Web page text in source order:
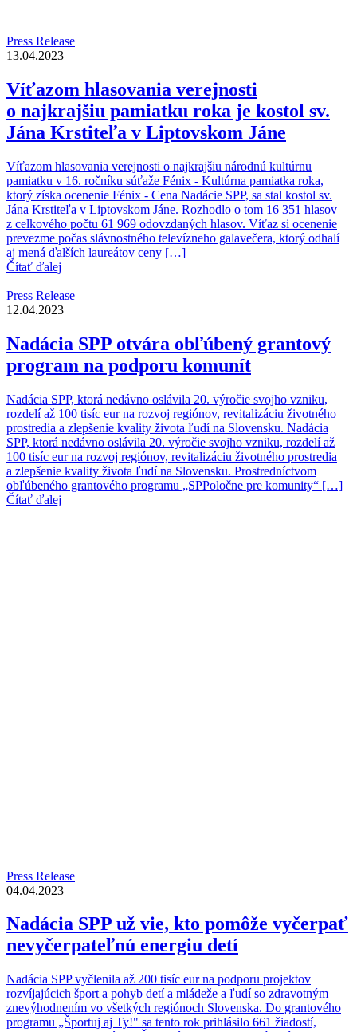
Press Release
13.04.2023
Víťazom hlasovania verejnosti
o najkrajšiu pamiatku roka je kostol sv.
Jána Krstiteľa v Liptovskom Jáne
Víťazom hlasovania verejnosti o najkrajšiu národnú kultúrnu
pamiatku v 16. ročníku súťaže Fénix - Kultúrna pamiatka roka,
ktorý získa ocenenie Fénix - Cena Nadácie SPP, sa stal kostol sv.
Jána Krstiteľa v Liptovskom Jáne. Rozhodlo o tom 16 351 hlasov
z celkového počtu 61 969 odovzdaných hlasov. Víťaz si ocenenie
prevezme počas slávnostného televízneho galavečera, ktorý odhalí
aj mená ďalších laureátov ceny […]
Čítať ďalej
Press Release
12.04.2023
Nadácia SPP otvára obľúbený grantový
program na podporu komunít
Nadácia SPP, ktorá nedávno oslávila 20. výročie svojho vzniku,
rozdelí až 100 tisíc eur na rozvoj regiónov, revitalizáciu životného
prostredia a zlepšenie kvality života ľudí na Slovensku. Nadácia
SPP, ktorá nedávno oslávila 20. výročie svojho vzniku, rozdelí až
100 tisíc eur na rozvoj regiónov, revitalizáciu životného prostredia
a zlepšenie kvality života ľudí na Slovensku. Prostredníctvom
obľúbeného grantového programu „SPPoločne pre komunity“ […]
Čítať ďalej
Press Release
04.04.2023
Nadácia SPP už vie, kto pomôže vyčerpať
nevyčerpateľnú energiu detí
Nadácia SPP vyčlenila až 200 tisíc eur na podporu projektov
rozvíjajúcich šport a pohyb detí a mládeže a ľudí so zdravotným
znevýhodnením vo všetkých regiónoch Slovenska. Do grantového
programu „Športuj aj Ty!" sa tento rok prihlásilo 661 žiadostí,